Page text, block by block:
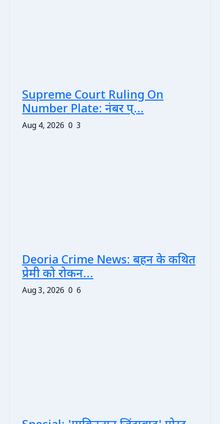
Supreme Court Ruling On
Number Plate: नंबर प्...
Aug 4, 2026 0 3
Deoria Crime News: बहन के कथित
प्रेमी को रोकन...
Aug 3, 2026 0 6